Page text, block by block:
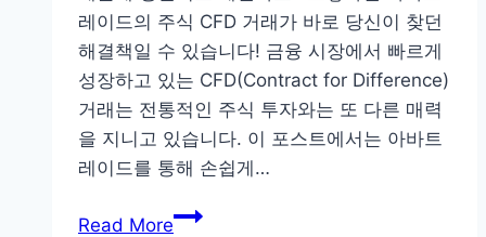
지,
대
형
업
체
는
도
레이드의 주식 CFD 거래가 바로 당신이 찾던
해결책일 수 있습니다! 금융 시장에서 빠르게
성장하고 있는 CFD(Contract for Difference)
거래는 전통적인 주식 투자와는 또 다른 매력
을 지니고 있습니다. 이 포스트에서는 아바트
레이드를 통해 손쉽게…
Read More아